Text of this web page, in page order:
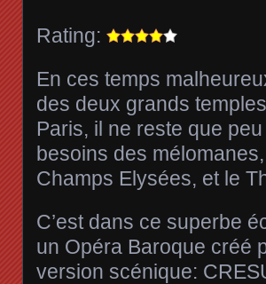
Rating:
En ces temps
des deux grands
Paris, il ne reste que
besoins des
Champs Elysées, et le
C’est dans ce superbe
un Opéra Baroque créé
version scénique: